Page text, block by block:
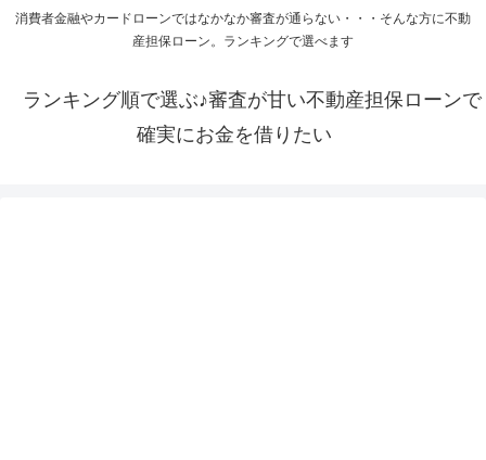
消費者金融やカードローンではなかなか審査が通らない・・・そんな方に不動
産担保ローン。ランキングで選べます
ランキング順で選ぶ♪審査が甘い不動産担保ローンで
確実にお金を借りたい